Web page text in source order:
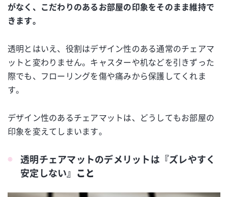
がなく、こだわりのあるお部屋の印象をそのまま維持で
きます。
透明とはいえ、役割はデザイン性のある通常のチェアマ
ットと変わりません。キャスターや机などを引きずった
際でも、フローリングを傷や痛みから保護してくれま
す。
デザイン性のあるチェアマットは、どうしてもお部屋の
印象を変えてしまいます。
透明チェアマットのデメリットは『ズレやすく
安定しない』 こと